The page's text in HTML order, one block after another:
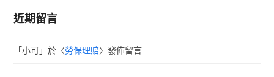
近期留言
「小可 」於〈勞保理賠〉發佈留言